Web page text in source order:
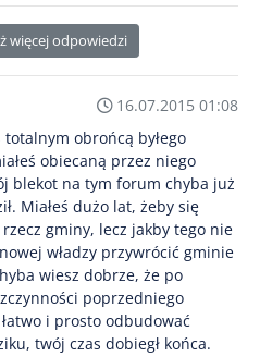
więcej odpowiedzi
16.07.2015 01:08
obrońcą byłego
obiecaną przez niego
blekot na tym forum chyba już
Miałeś dużo lat, żeby się
gminy, lecz jakby tego nie
władzy przywrócić gminie
wiesz dobrze, że po
poprzedniego
i prosto odbudować
twój czas dobiegł końca.